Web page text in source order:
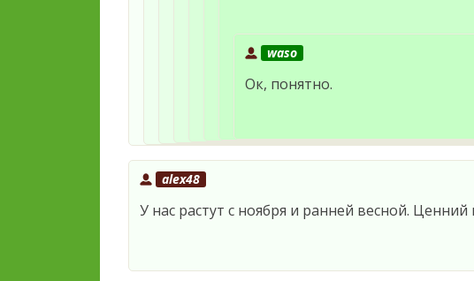
waso
Ок, понятно.
alex48
У нас растут с ноября и ранней весной.